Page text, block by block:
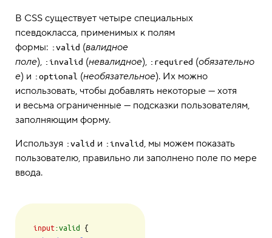
В CSS существует четыре специальных
псевдокласса, применимых к полям
формы: :valid (валидное
поле), :invalid (невалидное), :required (обязательно
е) и :optional (необязательное). Их можно
использовать, чтобы добавлять некоторые — хотя
и весьма ограниченные — подсказки пользователям,
заполняющим форму.
Используя :valid и :invalid, мы можем показать
пользователю, правильно ли заполнено поле по мере
ввода.
input:valid {